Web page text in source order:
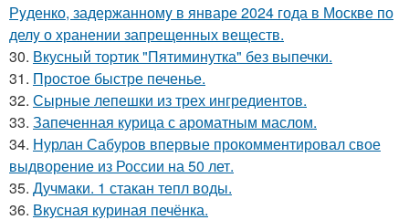
Рyденко, задержанномy в январе 2024 года в Москве по
делy о хранении запрещeнных веществ.
30. Вкусный тоpтик "Пятиминутка" без выпечки.
31. Простое быстре печенье.
32. Сырные лепешки из трех ингредиентов.
33. Запеченная курица с ароматным маслом.
34. Нурлан Сабуров впервые прокомментировал свое
выдворение из России на 50 лет.
35. Дучмаки. 1 стакан тепл воды.
36. Вкусная куриная печёнка.